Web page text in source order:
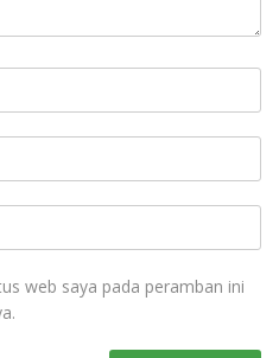
web saya pada peramban ini